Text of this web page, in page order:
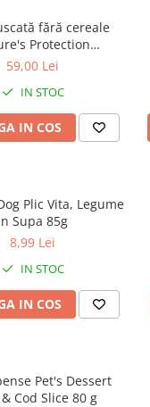
fără cereale
Protection
Somon, pentru
59,00 Lei
IN STOC
IN COS
Plic Vita, Legume
Supa 85g
8,99 Lei
IN STOC
IN COS
Pet's Dessert
Cod Slice 80 g